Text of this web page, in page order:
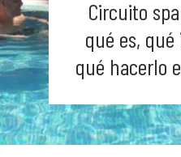
Circuito
qué es,
qué hacerlo